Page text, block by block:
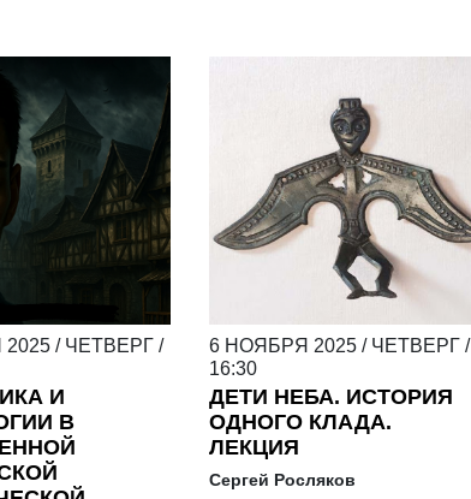
2025/ ЧЕТВЕРГ/
И
В
6 НОЯБРЯ 2025/ ЧЕТВЕРГ/
16:30
ДЕТИ НЕБА. ИСТОРИЯ
ОДНОГО КЛАДА.
ЛЕКЦИЯ
Сергей Росляков